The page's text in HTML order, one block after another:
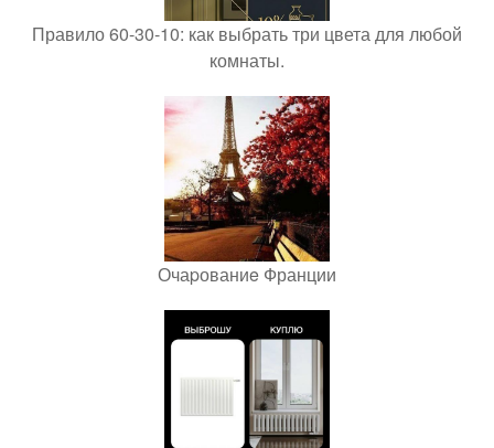
Правило 60-30-10: как выбрать три цвета для любой
комнаты.
Очаpованиe Франции